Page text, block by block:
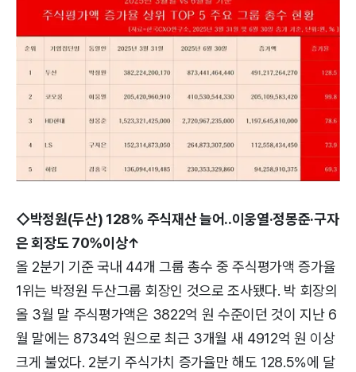
◇박정원(두산) 128% 주식재산 늘어..이웅열·정몽준·구자
은 회장도 70%이상↑
올 2분기 기준 국내 44개 그룹 총수 중 주식평가액 증가율
1위는 박정원 두산그룹 회장인 것으로 조사됐다. 박 회장의
올 3월 말 주식평가액은 3822억 원 수준이던 것이 지난 6
월 말에는 8734억 원으로 최근 3개월 새 4912억 원 이상
크게 불었다. 2분기 주식가치 증가율만 해도 128.5%에 달